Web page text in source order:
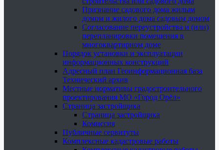
Признание садового дома жилым
домом и жилого дома садовым домом
Согласование переустройства и (или)
перепланировки помещения в
многоквартирном доме
Порядок установки и эксплуатации
информационных конструкций
Адресный план Геоинформационная база
Технический архив
Местные нормативы градостроительного
проектирования МО «Город Орёл»
Страница застройщика
Страница застройщика
Комиссия
Публичные сервитуты
Комплексные кадастровые работы